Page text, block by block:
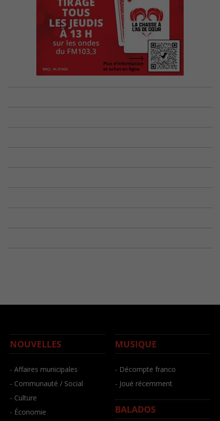
NOUVELLES
- Affaires municipales
- Communauté / Social
- Culture
- Économie
MUSIQUE
- Décompte franco
- Joué récemment
BALADOS